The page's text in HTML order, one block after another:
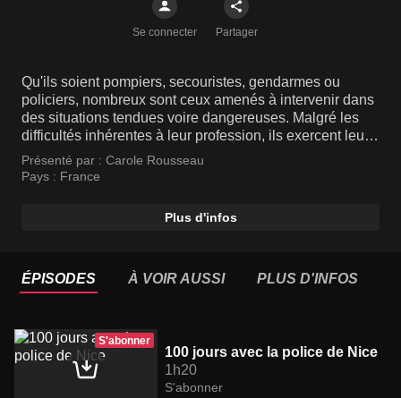
Se connecter Partager
Qu'ils soient pompiers, secouristes, gendarmes ou
policiers, nombreux sont ceux amenés à intervenir dans
des situations tendues voire dangereuses. Malgré les
difficultés inhérentes à leur profession, ils exercent leur
métier avec passion, se démenant pour se porter au
secours des victimes, préserver l'intérêt général ou faire
Présenté par : Carole Rousseau
Pays : France
Plus d'infos
ÉPISODES À VOIR AUSSI PLUS D'INFOS
S'abonner
100 jours avec la police de Nice
1h20
S'abonner